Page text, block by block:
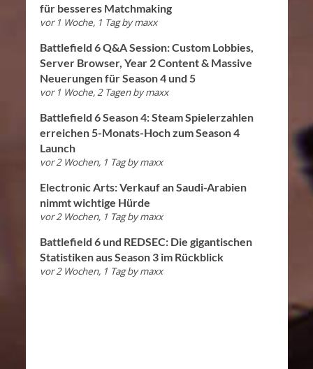
für besseres Matchmaking
vor 1 Woche, 1 Tag bymaxx
Battlefield 6 Q&A Session: Custom Lobbies,
Server Browser, Year 2 Content & Massive
Neuerungen für Season 4 und 5
vor 1 Woche, 2 Tagen bymaxx
Battlefield 6 Season 4: Steam Spielerzahlen
erreichen 5-Monats-Hoch zum Season 4
Launch
vor 2 Wochen, 1 Tag bymaxx
Electronic Arts: Verkauf an Saudi-Arabien
nimmt wichtige Hürde
vor 2 Wochen, 1 Tag bymaxx
Battlefield 6 und REDSEC: Die gigantischen
Statistiken aus Season 3 im Rückblick
vor 2 Wochen, 1 Tag bymaxx